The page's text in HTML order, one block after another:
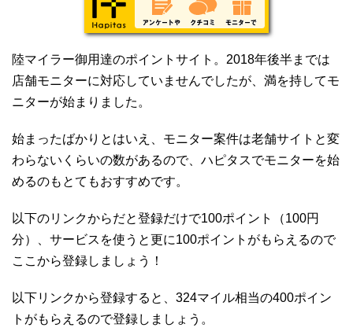
陸マイラー御用達のポイントサイト。2018年後半までは
店舗モニターに対応していませんでしたが、満を持してモ
ニターが始まりました。
始まったばかりとはいえ、モニター案件は老舗サイトと変
わらないくらいの数があるので、ハピタスでモニターを始
めるのもとてもおすすめです。
以下のリンクからだと登録だけで100ポイント（100円
分）、サービスを使うと更に100ポイントがもらえるので
ここから登録しましょう！
以下リンクから登録すると、324マイル相当の400ポイン
トがもらえるので登録しましょう。